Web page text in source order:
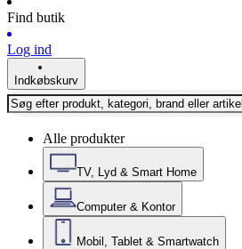
Find butik
Log ind
Indkøbskurv
Alle produkter
TV, Lyd & Smart Home
Computer & Kontor
Mobil, Tablet & Smartwatch